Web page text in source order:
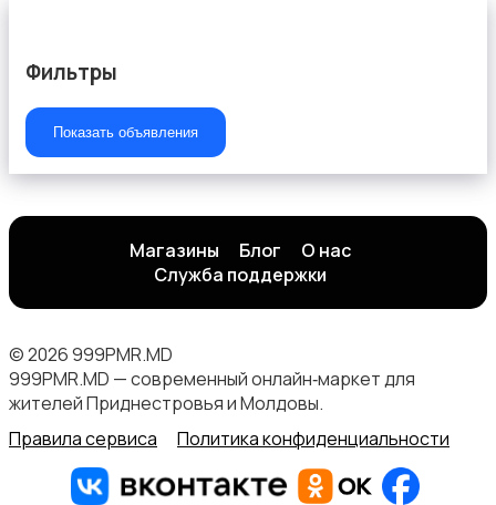
Фильтры
Показать объявления
Магазины Блог
О нас
Служба поддержки
© 2026 999PMR.MD
999PMR.MD — современный онлайн‑маркет для
жителей Приднестровья и Молдовы.
Правила сервиса
Политика конфиденциальности